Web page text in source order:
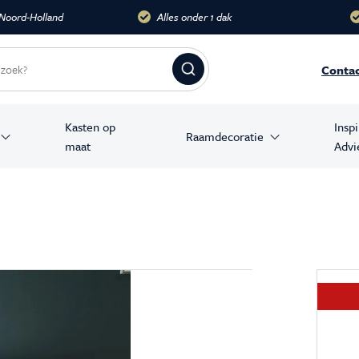
Meer dan 10.000 m2
Kasten op
maat
Raamdecoratie